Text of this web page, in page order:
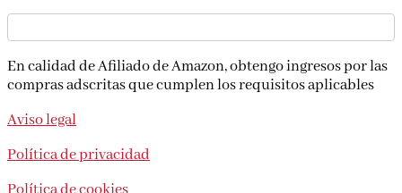
En calidad de Afiliado de Amazon, obtengo ingresos por las
compras adscritas que cumplen los requisitos aplicables
Aviso legal
Política de privacidad